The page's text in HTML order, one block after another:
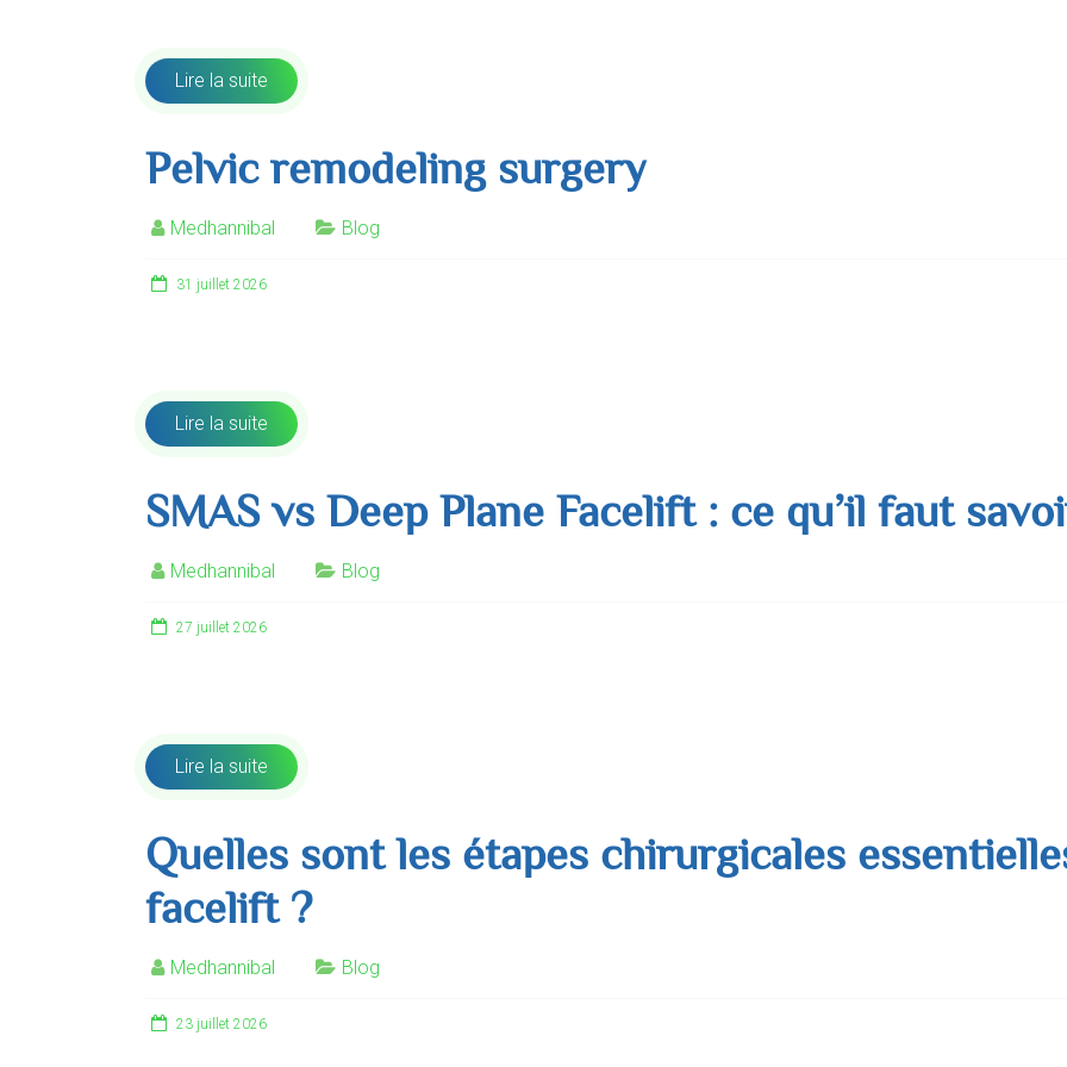
Lire la suite
Pelvic remodeling surgery
Medhannibal Blog
31 juillet 2026
Lire la suite
SMAS vs Deep Plane Facelift : ce qu’il faut
Medhannibal Blog
27 juillet 2026
Lire la suite
Quelles sont les étapes chirurgicales
facelift ?
Medhannibal Blog
23 juillet 2026